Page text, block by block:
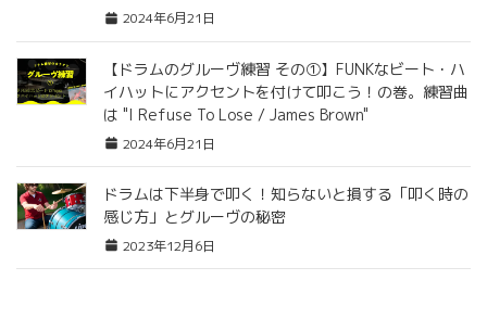
2024年6月21日
【ドラムのグルーヴ練習 その①】FUNKなビート・ハ
イハットにアクセントを付けて叩こう！の巻。練習曲
は "I Refuse To Lose / James Brown"
2024年6月21日
ドラムは下半身で叩く！知らないと損する「叩く時の
感じ方」とグルーヴの秘密
2023年12月6日